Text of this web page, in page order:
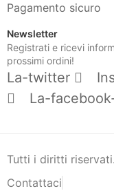
Pagamento sicuro
Newsletter
Registrati e ricevi
prossimi ordini!
La-twitter
La-
Tutti i diritti riservati.
Contattaci